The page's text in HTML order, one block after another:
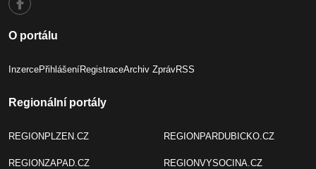
O portálu
InzercePřihlášeníRegistraceArchiv ZprávRSS
Regionální portály
REGIONPLZEN.CZ
REGIONZAPAD.CZ
REGIONPARDUBICKO.CZ
REGIONVYSOCINA.CZ